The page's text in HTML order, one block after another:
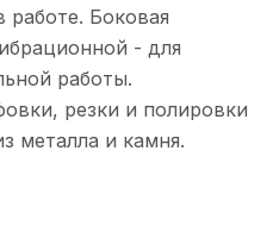
работе. Боковая
- для
работы.
резки и полировки
металла и камня.